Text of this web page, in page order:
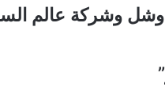
وشل وشركة عالم